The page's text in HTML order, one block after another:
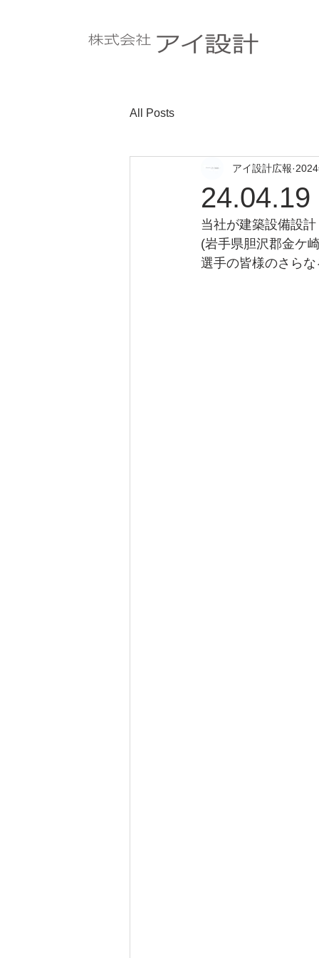
All Posts
アイ設計広報
当社が建築設備設
(岩手県胆沢郡金ケ
選手の皆様のさら